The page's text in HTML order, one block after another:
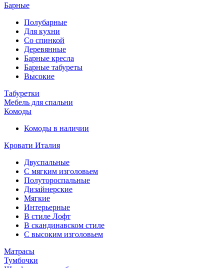
Барные
Полубарные
Для кухни
Со спинкой
Деревянные
Барные кресла
Барные табуреты
Высокие
Табуретки
Мебель для спальни
Комоды
Комоды в наличии
Кровати Италия
Двуспальные
С мягким изголовьем
Полутороспальные
Дизайнерские
Мягкие
Интерьерные
В стиле Лофт
В скандинавском стиле
С высоким изголовьем
Матрасы
Тумбочки